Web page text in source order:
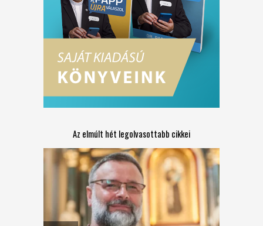
Az elmúlt hét legolvasottabb cikkei